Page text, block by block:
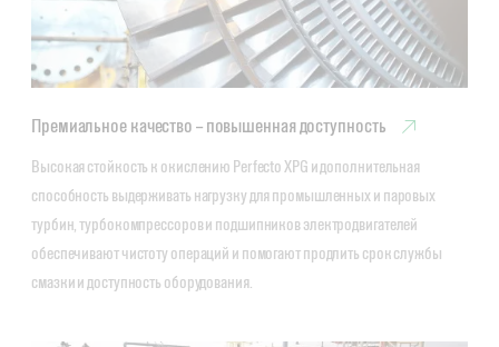
Премиальное качество – повышенная доступность
Высокая стойкость к окислению Perfecto XPG и дополнительная
способность выдерживать нагрузку для промышленных и паровых
турбин, турбокомпрессоров и подшипников электродвигателей
обеспечивают чистоту операций и помогают продлить срок службы
смазки и доступность оборудования.